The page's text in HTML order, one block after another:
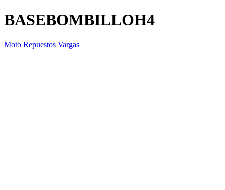
BASEBOMBILLOH4
Moto Repuestos Vargas